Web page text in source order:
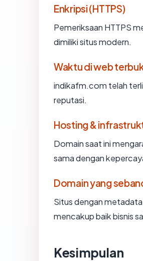
Enkripsi (HTTPS)
Pemeriksaan HTTPS
dimiliki situs modern.
Waktu di web
indikafm.com telah
reputasi.
Hosting &
Domain saat ini
sama dengan
Domain yang
Situs dengan
mencakup baik bisnis
Kesimpulan